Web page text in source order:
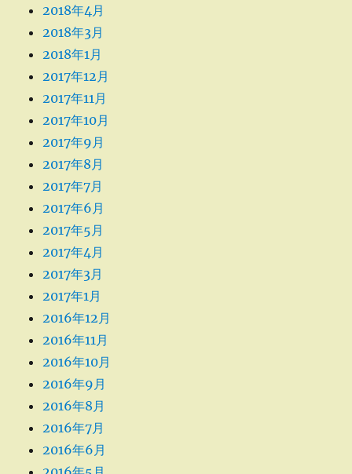
2018年4月
2018年3月
2018年1月
2017年12月
2017年11月
2017年10月
2017年9月
2017年8月
2017年7月
2017年6月
2017年5月
2017年4月
2017年3月
2017年1月
2016年12月
2016年11月
2016年10月
2016年9月
2016年8月
2016年7月
2016年6月